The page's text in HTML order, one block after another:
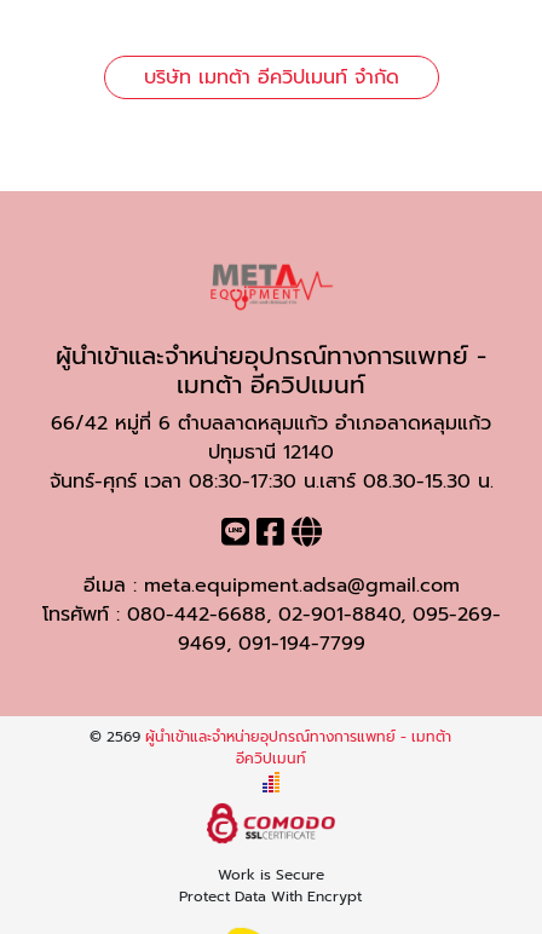
บริษัท เมทต้า อีควิปเมนท์ จำกัด
ผู้นำเข้าและจำหน่ายอุปกรณ์ทางการแพทย์ -
เมทต้า อีควิปเมนท์
66/42 หมู่ที่ 6 ตำบลลาดหลุมแก้ว อำเภอลาดหลุมแก้ว
ปทุมธานี 12140
จันทร์-ศุกร์ เวลา 08:30-17:30 น.เสาร์ 08.30-15.30 น.
อีเมล : meta.equipment.adsa@gmail.com
โทรศัพท์ : 080-442-6688, 02-901-8840, 095-269-
9469, 091-194-7799
© 2569ผู้นำเข้าและจำหน่ายอุปกรณ์ทางการแพทย์ - เมทต้า
อีควิปเมนท์
Work is Secure
Protect Data With Encrypt